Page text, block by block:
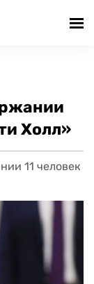
Холл»
11 человек